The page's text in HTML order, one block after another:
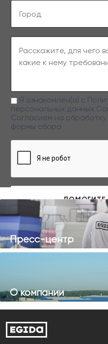
Заполняя данную форму вы
персональных данных
Я ознакомлен(а) с
персональных данных
Согласием на
формы сбора
Пресс-центр
О компании